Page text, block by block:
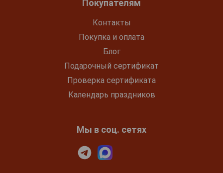
Покупателям
Контакты
Покупка и оплата
Блог
Подарочный сертификат
Проверка сертификата
Календарь праздников
Мы в соц. сетях